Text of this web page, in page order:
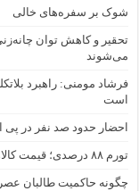
شوک بر سفره‌های خالی
تحقیر و کاهش توان
می‌شوند
فرشاد مومنی: راهبرد
است
احضار حدود صد نفر در پی
تورم ۸۸ درصدی؛ قیمت کالاهای اساسی همچنان می‌تازد
چگونه حاکمیت طالبان عصر